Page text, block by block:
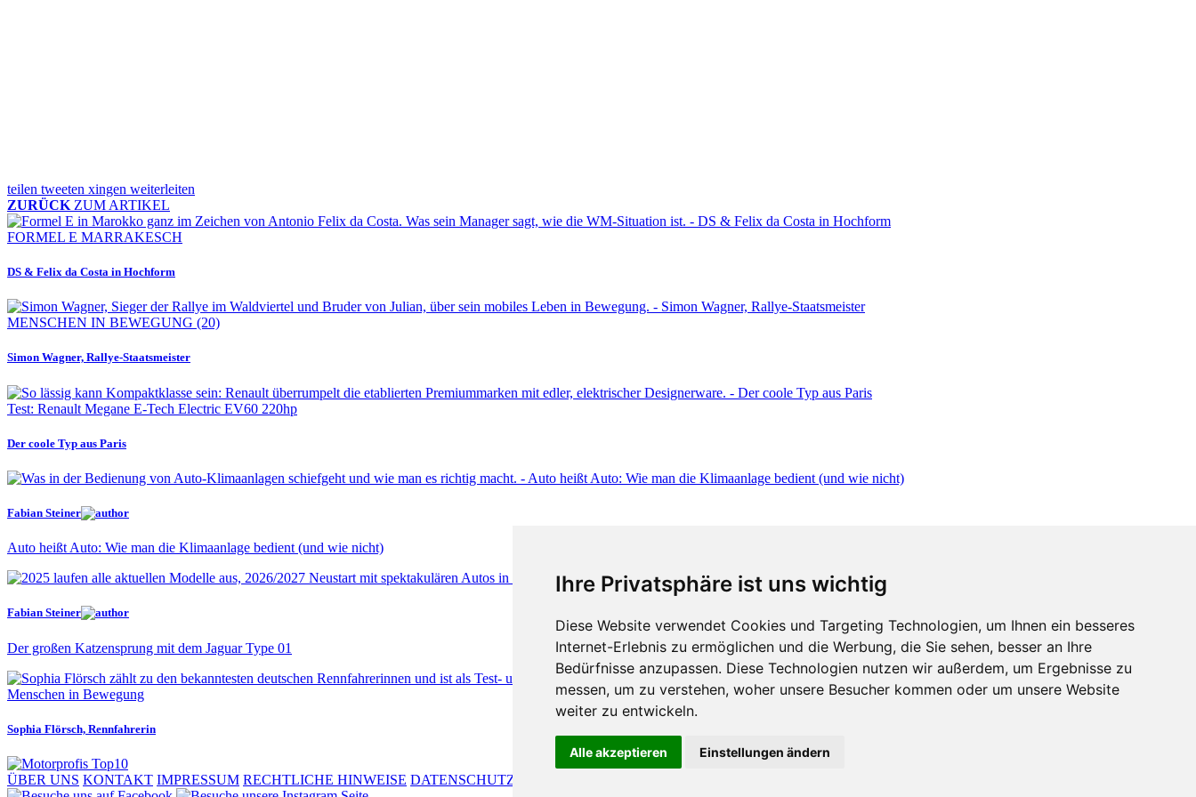
Ihre Privatsphäre ist uns wichtig
Diese Website verwendet Cookies und Targeting Technologien, um Ihnen ein besseres
Internet-Erlebnis zu ermöglichen und die Werbung, die Sie sehen, besser an Ihre
Bedürfnisse anzupassen. Diese Technologien nutzen wir außerdem, um Ergebnisse zu
messen, um zu verstehen, woher unsere Besucher kommen oder um unsere Website
weiter zu entwickeln.
Alle akzeptieren Einstellungen ändern
teilen tweeten xingen weiterleiten
ZURÜCK ZUM ARTIKEL
FORMEL E MARRAKESCH
DS & Felix da Costa in Hochform
MENSCHEN IN BEWEGUNG (20)
Simon Wagner, Rallye-Staatsmeister
Test: Renault Megane E-Tech Electric EV60 220hp
Der coole Typ aus Paris
Fabian Steiner
Auto heißt Auto: Wie man die Klimaanlage bedient (und wie nicht)
Fabian Steiner
Der großen Katzensprung mit dem Jaguar Type 01
Menschen in Bewegung
Sophia Flörsch, Rennfahrerin
ÜBER UNS KONTAKT IMPRESSUM RECHTLICHE HINWEISE DATENSCHUTZ